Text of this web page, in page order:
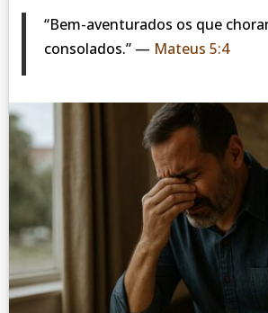
“Bem-aventurados os que
consolados.” — Mateus 5:4